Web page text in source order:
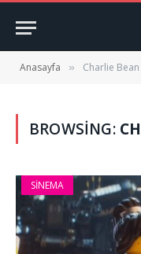
Anasayfa » Charlie Bean
BROWSING:
SINEMA